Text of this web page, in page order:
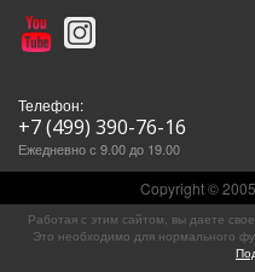
Телефон:
+7 (499) 390-76-16
Ежедневно с 9.00 до 19.00
Copyright ©
Работая с этим сайтом, вы даете
Это необходимо для нормального